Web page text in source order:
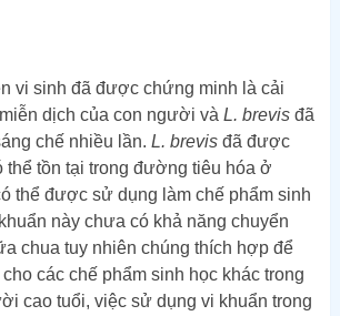
vi sinh đã được chứng minh là cải
dịch của con người và L. brevisđã
chế nhiều lần. L. brevisđã được
thể tồn tại trong đường tiêu hóa ở
thể được sử dụng làm chế phẩm sinh
này chưa có khả năng chuyển
chua tuy nhiên chúng thích hợp để
các chế phẩm sinh học khác trong
cao tuổi, việc sử dụng vi khuẩn trong